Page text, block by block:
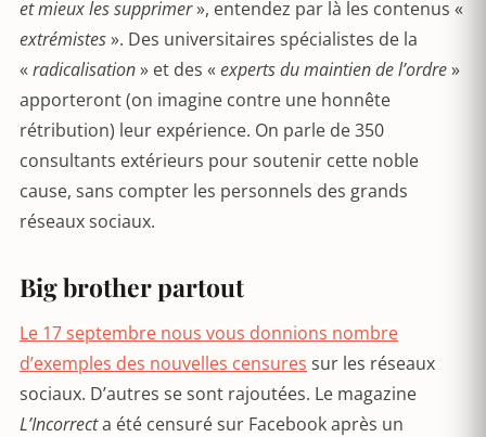
et mieux les supprimer», entendez par là les contenus «
extrémistes». Des universitaires spécialistes de la
« radicalisation» et des « experts du maintien de l’ordre»
apporteront (on imagine contre une honnête
rétribution) leur expérience. On parle de 350
consultants extérieurs pour soutenir cette noble
cause, sans compter les personnels des grands
réseaux sociaux.
Big brother partout
Le 17 septembre nous vous donnions nombre
d’exemples des nouvelles censures sur les réseaux
sociaux. D’autres se sont rajoutées. Le magazine
L’Incorrecta été censuré sur Facebook après un